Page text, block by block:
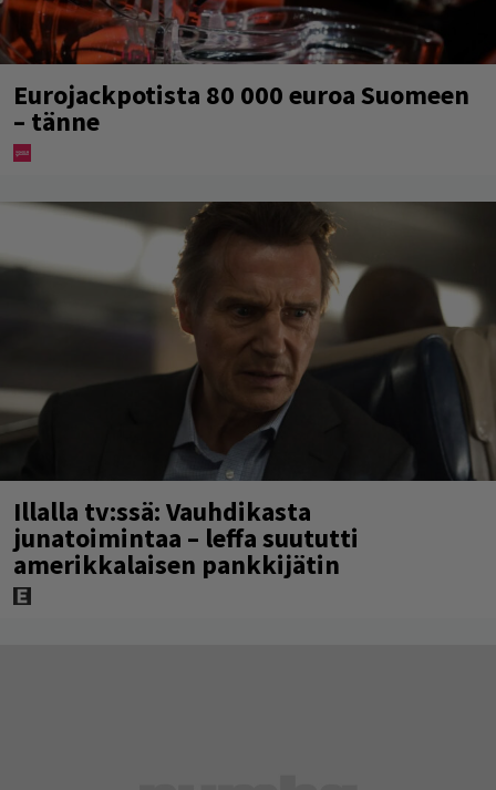
Eurojackpotista 80 000 euroa Suomeen
– tänne
Illalla tv:ssä: Vauhdikasta
junatoimintaa – leffa suututti
amerikkalaisen pankkijätin